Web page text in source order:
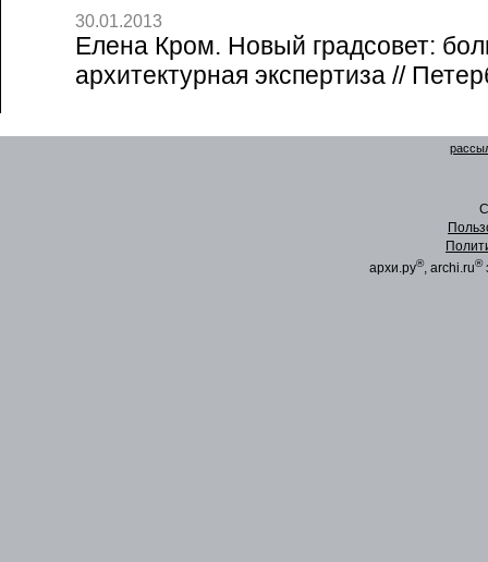
30.01.2013
Елена Кром. Новый градсовет:
архитектурная экспертиза //
архи.ру®, archi.ru®